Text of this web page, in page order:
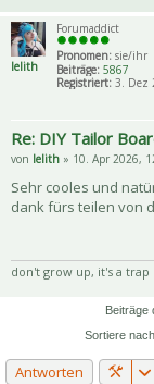
lelith
Forumaddict
Pronomen: sie/ihr
Beiträge: 5867
Registriert: 3. Dez
Re: DIY Tailor
von lelith » 10. Apr 2026,
Sehr cooles und
dank fürs teilen von
don't grow up, it's a trap
Beiträge
Sortiere nach
Antworten